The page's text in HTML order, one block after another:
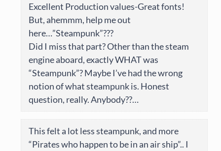
Excellent Production values-Great fonts!
But, ahemmm, help me out
here…”Steampunk”???
Did I miss that part? Other than the steam
engine aboard, exactly WHAT was
“Steampunk”? Maybe I’ve had the wrong
notion of what steampunk is. Honest
question, really. Anybody??…
This felt a lot less steampunk, and more
“Pirates who happen to be in an air ship”.. I